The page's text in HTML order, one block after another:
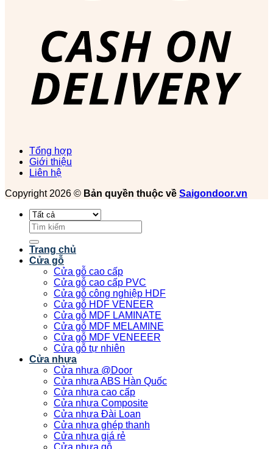
Tổng hợp
Giới thiệu
Liên hệ
Copyright 2026 © Bản quyền thuộc về Saigondoor.vn
Tìm
kiếm:
Trang chủ
Cửa gỗ
Cửa gỗ cao cấp
Cửa gỗ cao cấp PVC
Cửa gỗ công nghiệp HDF
Cửa gỗ HDF VENEER
Cửa gỗ MDF LAMINATE
Cửa gỗ MDF MELAMINE
Cửa gỗ MDF VENEEER
Cửa gỗ tự nhiên
Cửa nhựa
Cửa nhựa @Door
Cửa nhựa ABS Hàn Quốc
Cửa nhựa cao cấp
Cửa nhựa Composite
Cửa nhựa Đài Loan
Cửa nhựa ghép thanh
Cửa nhựa giá rẻ
Cửa nhựa gỗ